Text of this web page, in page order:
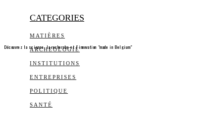
CATEGORIES
MATIÈRES
ARCHEOLOGIE
INSTITUTIONS
ENTREPRISES
POLITIQUE
SANTÉ
Découvrez la science, la recherche et l’innovation "made in Belgium"